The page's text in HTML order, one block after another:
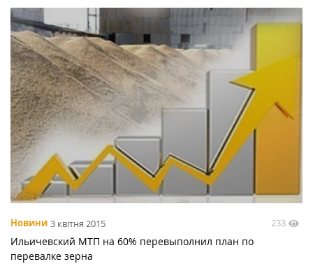
Новини 3 квітня 2015 233
Ильичевский МТП на 60% перевыполнил план по
перевалке зерна